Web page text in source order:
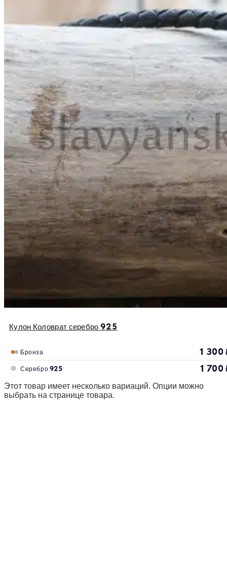
Кулон Коловрат серебро 925
Бронза 1 300
Серебро 925 1 700
Этот товар имеет несколько вариаций. Опции можно
выбрать на странице товара.